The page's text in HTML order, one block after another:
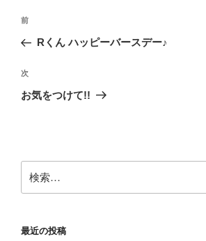
投
ナ
ビ
ゲ
ン
前
の
稿
前
Rくん ハッピーバースデー♪
次
の
次
お気をつけて!!
索:
最近の投稿